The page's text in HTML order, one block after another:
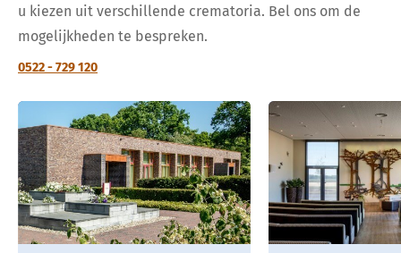
u kiezen uit verschillende crematoria. Bel ons om de
mogelijkheden te bespreken.
0522 - 729 120